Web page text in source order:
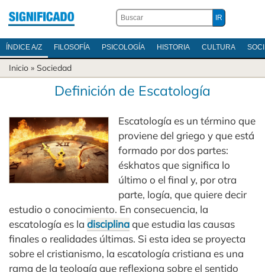
ÍNDICE A/Z FILOSOFÍA PSICOLOGÍA HISTORIA CULTURA
Inicio » Sociedad
Definición de Escatología
Escatología es un término que
proviene del griego y que está
formado por dos partes:
éskhatos que significa lo
último o el final y, por otra
parte, logía, que quiere decir
estudio o conocimiento. En consecuencia, la
escatología es la disciplinaque estudia las causas
finales o realidades últimas. Si esta idea se proyecta
sobre el cristianismo, la escatología cristiana es una
rama de la teología que reflexiona sobre el sentido